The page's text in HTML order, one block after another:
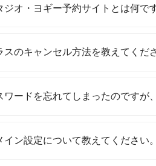
ジオ・ヨギー予約サイトとは何で
スのキャンセル方法を教えてくだ
ワードを忘れてしまったのですが
イン設定について教えてください。